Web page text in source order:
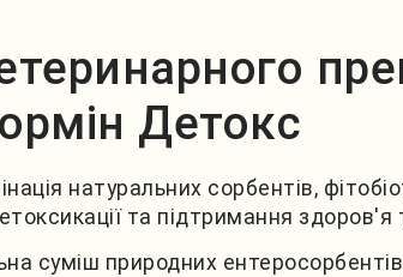
Детокс
натуральних сорбентів,
та підтримання здоров'я
суміш природних